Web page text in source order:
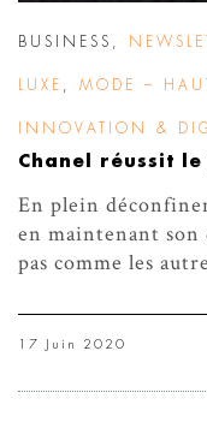
BUSINESS
LUXE MODE –
INNOVATION &
Chanel réussit
En plein
en maintenant
pas comme les
17 Juin 2020